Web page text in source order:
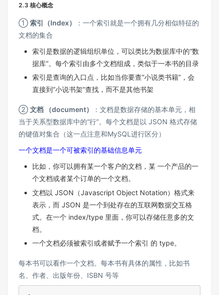
2.3 核心概念
①索引（Index）
：一个索引就是一个拥有几分相似特征的
文档的集合
索引是数据的逻辑组织单位，可以类比为数据库中的“数
据库”。每个索引由多个文档组成，类似于一本书的目录
索引是查询的入口点，比如当你要查“小说类书籍”，会
直接到“小说书架”查找，而不是其他书架
②文档 （document）
：文档是数据存储的基本单元，相
当于关系型数据库中的“行”。每个文档是以 JSON 格式存储
的键值对集合（这一点注意和MySQL进行区分）
一个文档是一个可被索引的基础信息单元
比如，你可以拥有某一个客户的文档，某 一个产品的一
个文档或者某个订单的一个文档。
文档以 JSON（Javascript Object Notation）格式来
表示，而 JSON 是一个到处存在的互联网数据交互格
式。在一个 index/type 里面，你可以存储任意多的文
档。
一个文档必须被索引或者赋予一个索引 的 type。
每本书可以看作一个文档。每本书有具体的属性，比如书
名、作者、出版年份、ISBN 号等